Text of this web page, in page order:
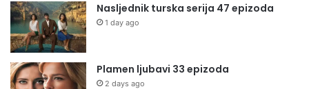
Nasljednik turska serija 47 epizoda
1 day ago
Plamen ljubavi 33 epizoda
2 days ago